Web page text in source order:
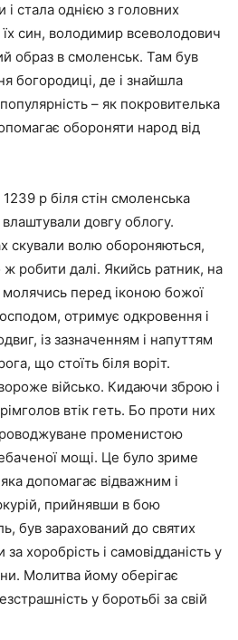
стала однією з головних
син, володимир всеволодович
образ в смоленськ. Там був
богородиці, де і знайшла
– як покровителька
обороняти народ від
р біля стін смоленська
довгу облогу.
скували волю обороняються,
ж робити далі. Якийсь ратник, на
молячись перед іконою божої
отримує одкровення і
із зазначенням і напуттям
що стоїть біля воріт.
військо. Кидаючи зброю і
втік геть. Бо проти них
променистою
мощі. Це було зриме
допомагає відважним і
прийнявши в бою
був зарахований до святих
хоробрість і самовідданість у
Молитва йому оберігає
у боротьбі за свій